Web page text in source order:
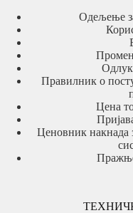
Одељење
Правилник о
Цена
Ценовник